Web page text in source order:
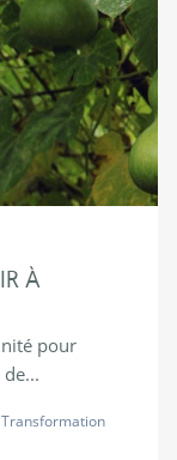
À
pour
Transformation